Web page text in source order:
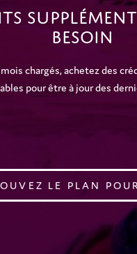
Besoin
mois chargés, achetez des
pour être à jour des
LE PLAN